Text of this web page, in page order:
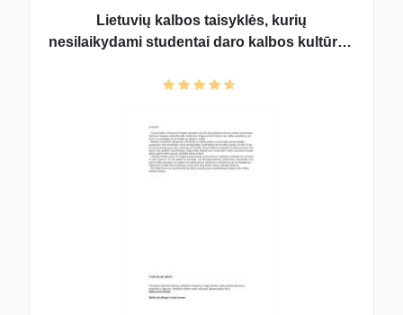
Lietuvių kalbos taisyklės, kurių
nesilaikydami studentai daro kalbos kultūros